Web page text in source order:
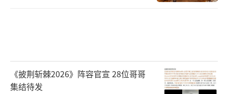
《披荆斩棘2026》阵容官宣 28位哥哥
集结待发